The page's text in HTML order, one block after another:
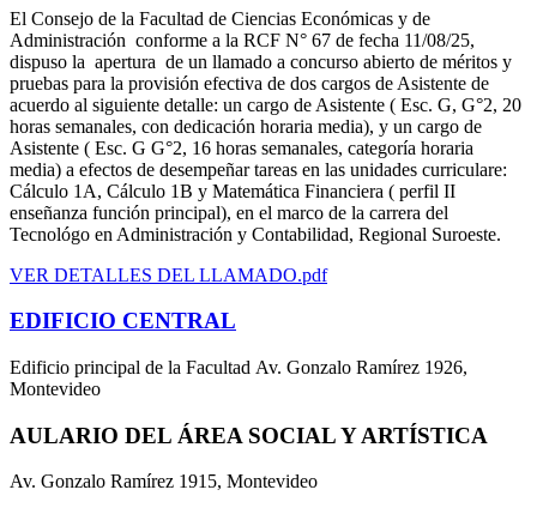
El Consejo de la Facultad de Ciencias Económicas y de
Administración conforme a la RCF N° 67 de fecha 11/08/25,
dispuso la apertura de un llamado a concurso abierto de méritos y
pruebas para la provisión efectiva de dos cargos de Asistente de
acuerdo al siguiente detalle: un cargo de Asistente ( Esc. G, G°2, 20
horas semanales, con dedicación horaria media), y un cargo de
Asistente ( Esc. G G°2, 16 horas semanales, categoría horaria
media) a efectos de desempeñar tareas en las unidades curriculare:
Cálculo 1A, Cálculo 1B y Matemática Financiera ( perfil II
enseñanza función principal), en el marco de la carrera del
Tecnológo en Administración y Contabilidad, Regional Suroeste.
VER DETALLES DEL LLAMADO.pdf
EDIFICIO CENTRAL
Edificio principal de la Facultad Av. Gonzalo Ramírez 1926,
Montevideo
AULARIO DEL ÁREA SOCIAL Y ARTÍSTICA
Av. Gonzalo Ramírez 1915, Montevideo